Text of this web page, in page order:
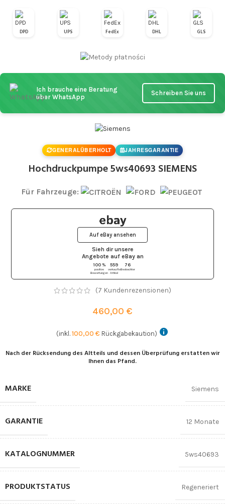
DPD UPS FedEx DHL GLS
Ich brauche eine Beratung
über WhatsApp
Schreiben Sie uns
GENERALÜBERHOLT JAHRESGARANTIE
Hochdruckpumpe 5ws40693 SIEMENS
Für Fahrzeuge:
Sieh dir unsere
Angebote auf eBayan
100 %
positive
Bewertungen
559
verkaufte
Artikel
76
Beobachter
Auf eBay ansehen
(7 Kundenrezensionen)
460,00 €
(inkl. 100,00 € Rückgabekaution)
Nach der Rücksendung des Altteils und dessen Überprüfung erstatten wir
Ihnen das Pfand.
MARKE Siemens
GARANTIE 12 Monate
KATALOGNUMMER 5ws40693
PRODUKTSTATUS Regeneriert